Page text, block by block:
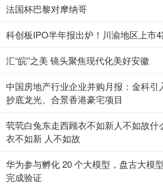
法国杯巴黎对摩纳哥
科创板IPO半年报出炉！川渝地区上市4
汇“皖”之美 镜头聚焦现代化美好安徽
中国房地产行业企业并购月报：金科引
抄底龙光、合景香港豪宅项目
茕茕白兔东走西顾衣不如新人不如故什
衣不如新 人不如故
华为参与孵化 20 个大模型，盘古大模
完成验证